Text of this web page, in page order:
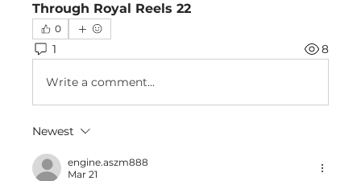
Through Royal Reels 22
0
1 8
Write a comment...
Newest
engine.aszm888
Mar 21